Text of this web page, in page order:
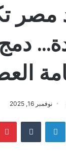
نوفمبر 16, 2025
لينكدإن